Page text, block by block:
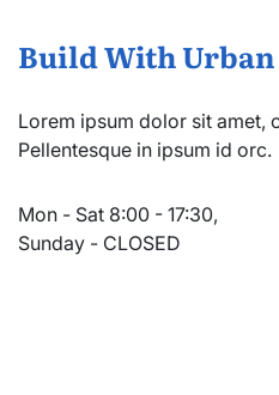
Build With Urban
Lorem ipsum dolor sit amet,
Pellentesque in ipsum id orc.
Mon - Sat 8:00 - 17:30,
Sunday - CLOSED